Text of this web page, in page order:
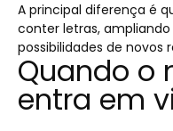
A principal diferença é
conter letras,
possibilidades de novos
Quando o
entra em